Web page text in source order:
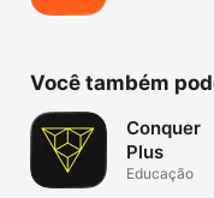
Você também
Conquer
Plus
Educação